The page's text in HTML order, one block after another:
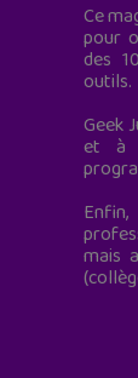
Ce
pour
des
outils.
Geek
et à
mais